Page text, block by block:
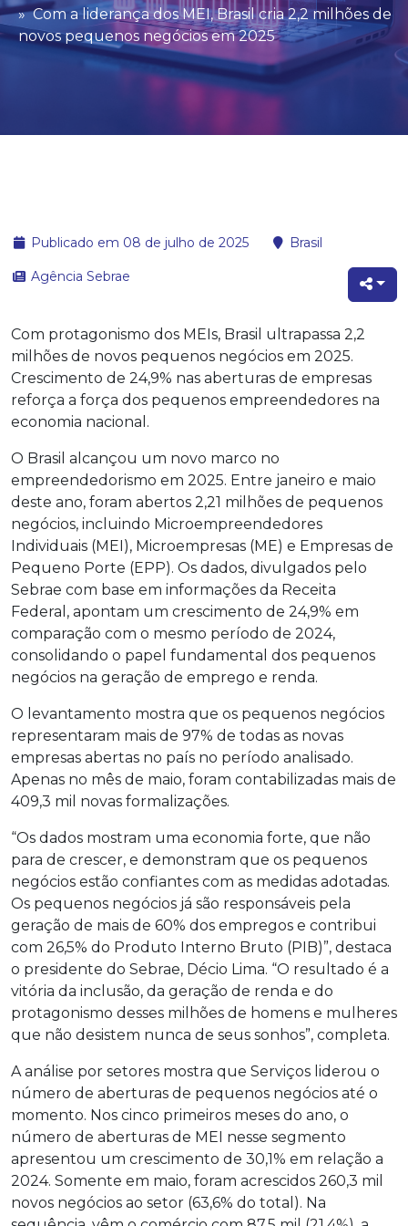
Com a liderança dos MEI, Brasil cria 2,2 milhões de
novos pequenos negócios em 2025
Publicado em 08 de julho de 2025 Brasil
Agência Sebrae
Com protagonismo dos MEIs, Brasil ultrapassa 2,2
milhões de novos pequenos negócios em 2025.
Crescimento de 24,9% nas aberturas de empresas
reforça a força dos pequenos empreendedores na
economia nacional.
O Brasil alcançou um novo marco no
empreendedorismo em 2025. Entre janeiro e maio
deste ano, foram abertos 2,21 milhões de pequenos
negócios, incluindo Microempreendedores
Individuais (MEI), Microempresas (ME) e Empresas de
Pequeno Porte (EPP). Os dados, divulgados pelo
Sebrae com base em informações da Receita
Federal, apontam um crescimento de 24,9% em
comparação com o mesmo período de 2024,
consolidando o papel fundamental dos pequenos
negócios na geração de emprego e renda.
O levantamento mostra que os pequenos negócios
representaram mais de 97% de todas as novas
empresas abertas no país no período analisado.
Apenas no mês de maio, foram contabilizadas mais de
409,3 mil novas formalizações.
“Os dados mostram uma economia forte, que não
para de crescer, e demonstram que os pequenos
negócios estão confiantes com as medidas adotadas.
Os pequenos negócios já são responsáveis pela
geração de mais de 60% dos empregos e contribui
com 26,5% do Produto Interno Bruto (PIB)”, destaca
o presidente do Sebrae, Décio Lima. “O resultado é a
vitória da inclusão, da geração de renda e do
protagonismo desses milhões de homens e mulheres
que não desistem nunca de seus sonhos”, completa.
A análise por setores mostra que Serviços liderou o
número de aberturas de pequenos negócios até o
momento. Nos cinco primeiros meses do ano, o
número de aberturas de MEI nesse segmento
apresentou um crescimento de 30,1% em relação a
2024. Somente em maio, foram acrescidos 260,3 mil
novos negócios ao setor (63,6% do total). Na